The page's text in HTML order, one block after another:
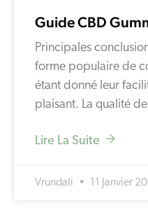
Guide CBD
Principales
forme populaire de
étant donné leur
plaisant. La qualité
Lire La Suite
Vrundali 11 Janvier